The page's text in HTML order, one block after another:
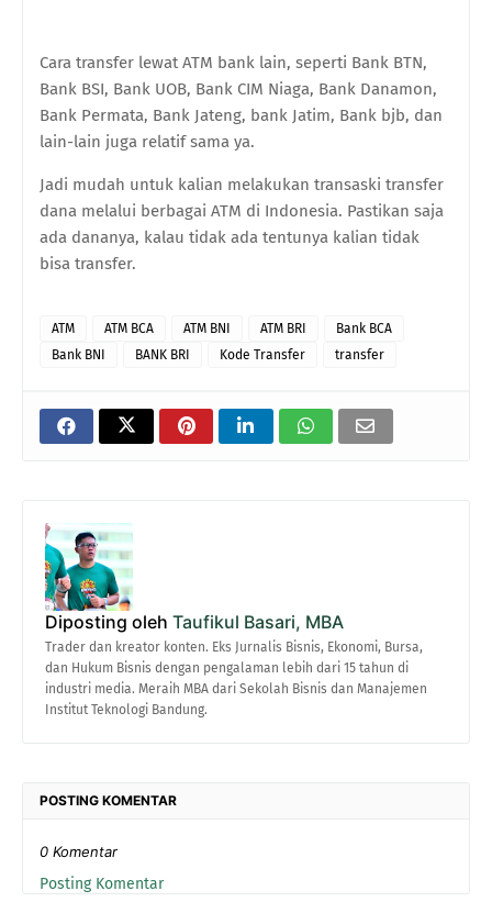
Cara transfer lewat ATM bank lain, seperti Bank BTN,
Bank BSI, Bank UOB, Bank CIM Niaga, Bank Danamon,
Bank Permata, Bank Jateng, bank Jatim, Bank bjb, dan
lain-lain juga relatif sama ya.
Jadi mudah untuk kalian melakukan transaski transfer
dana melalui berbagai ATM di Indonesia. Pastikan saja
ada dananya, kalau tidak ada tentunya kalian tidak
bisa transfer.
ATM ATM BCA ATM BNI ATM BRI
Bank BCA
Bank BNI
BANK BRI Kode Transfer transfer
Diposting oleh Taufikul Basari, MBA
Trader dan kreator konten. Eks Jurnalis Bisnis, Ekonomi, Bursa,
dan Hukum Bisnis dengan pengalaman lebih dari 15 tahun di
industri media. Meraih MBA dari Sekolah Bisnis dan Manajemen
Institut Teknologi Bandung.
POSTING KOMENTAR
0 Komentar
Posting Komentar